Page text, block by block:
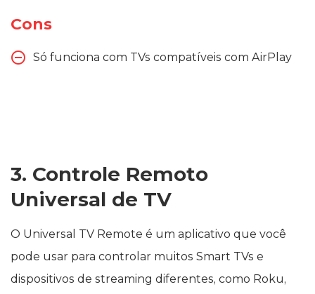
Cons
Só funciona com TVs compatíveis com AirPlay
3. Controle Remoto
Universal de TV
O Universal TV Remote é um aplicativo que você
pode usar para controlar muitos Smart TVs e
dispositivos de streaming diferentes, como Roku,